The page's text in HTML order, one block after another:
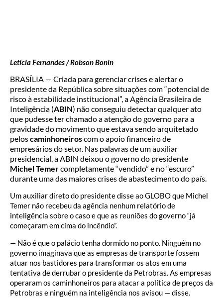
Letícia Fernandes / Robson Bonin
BRASÍLIA — Criada para gerenciar crises e alertar o
presidente da República sobre situações com “potencial de
risco à estabilidade institucional”, a Agência Brasileira de
Inteligência (ABIN) não conseguiu detectar qualquer ato
que pudesse ter chamado a atenção do governo para a
gravidade do movimento que estava sendo arquitetado
peloscaminhoneiroscom o apoio financeiro de
empresários do setor. Nas palavras de um auxiliar
presidencial, a ABIN deixou o governo do presidente
Michel Temercompletamente “vendido” e no “escuro”
durante uma das maiores crises de abastecimento do país.
Um auxiliar direto do presidente disse ao GLOBO que Michel
Temer não recebeu da agência nenhum relatório de
inteligência sobre o caso e que as reuniões do governo “já
começaram em cima do incêndio”.
— Não é que o palácio tenha dormido no ponto. Ninguém no
governo imaginava que as empresas de transporte fossem
atuar nos bastidores para transformar os atos em uma
tentativa de derrubar o presidente da Petrobras. As empresas
operaram os caminhoneiros para atacar a política de preços da
Petrobras e ninguém na inteligência nos avisou — disse.